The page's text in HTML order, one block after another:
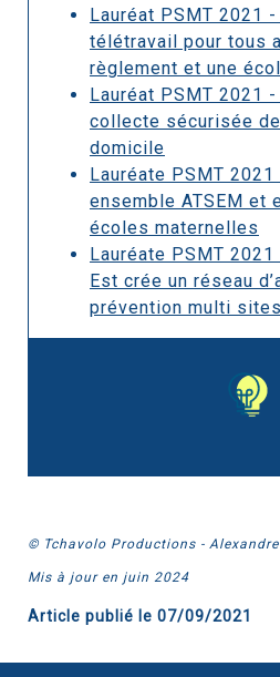
Lauréat PSMT 2021 -
télétravail pour tous
règlement et une
Lauréat PSMT 2021
collecte sécurisée
domicile
Lauréate PSMT
ensemble ATSEM et
écoles maternelles
Lauréate PSMT
Est crée un réseau
prévention multi
© Tchavolo Productions -
Mis à jour en juin 2024
Article publié le 07/09/2021